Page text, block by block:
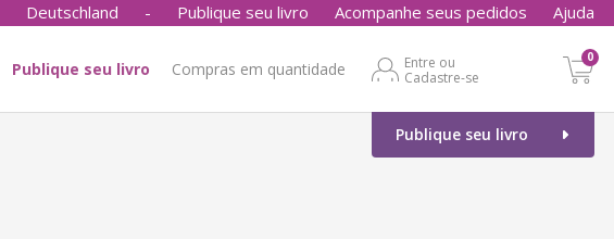
Deutschland - Publique seu livro Acompanhe seus pedidos Ajuda
Publique seu livro Compras em quantidade
Entre ou
Cadastre-se
0
Publique seu livro